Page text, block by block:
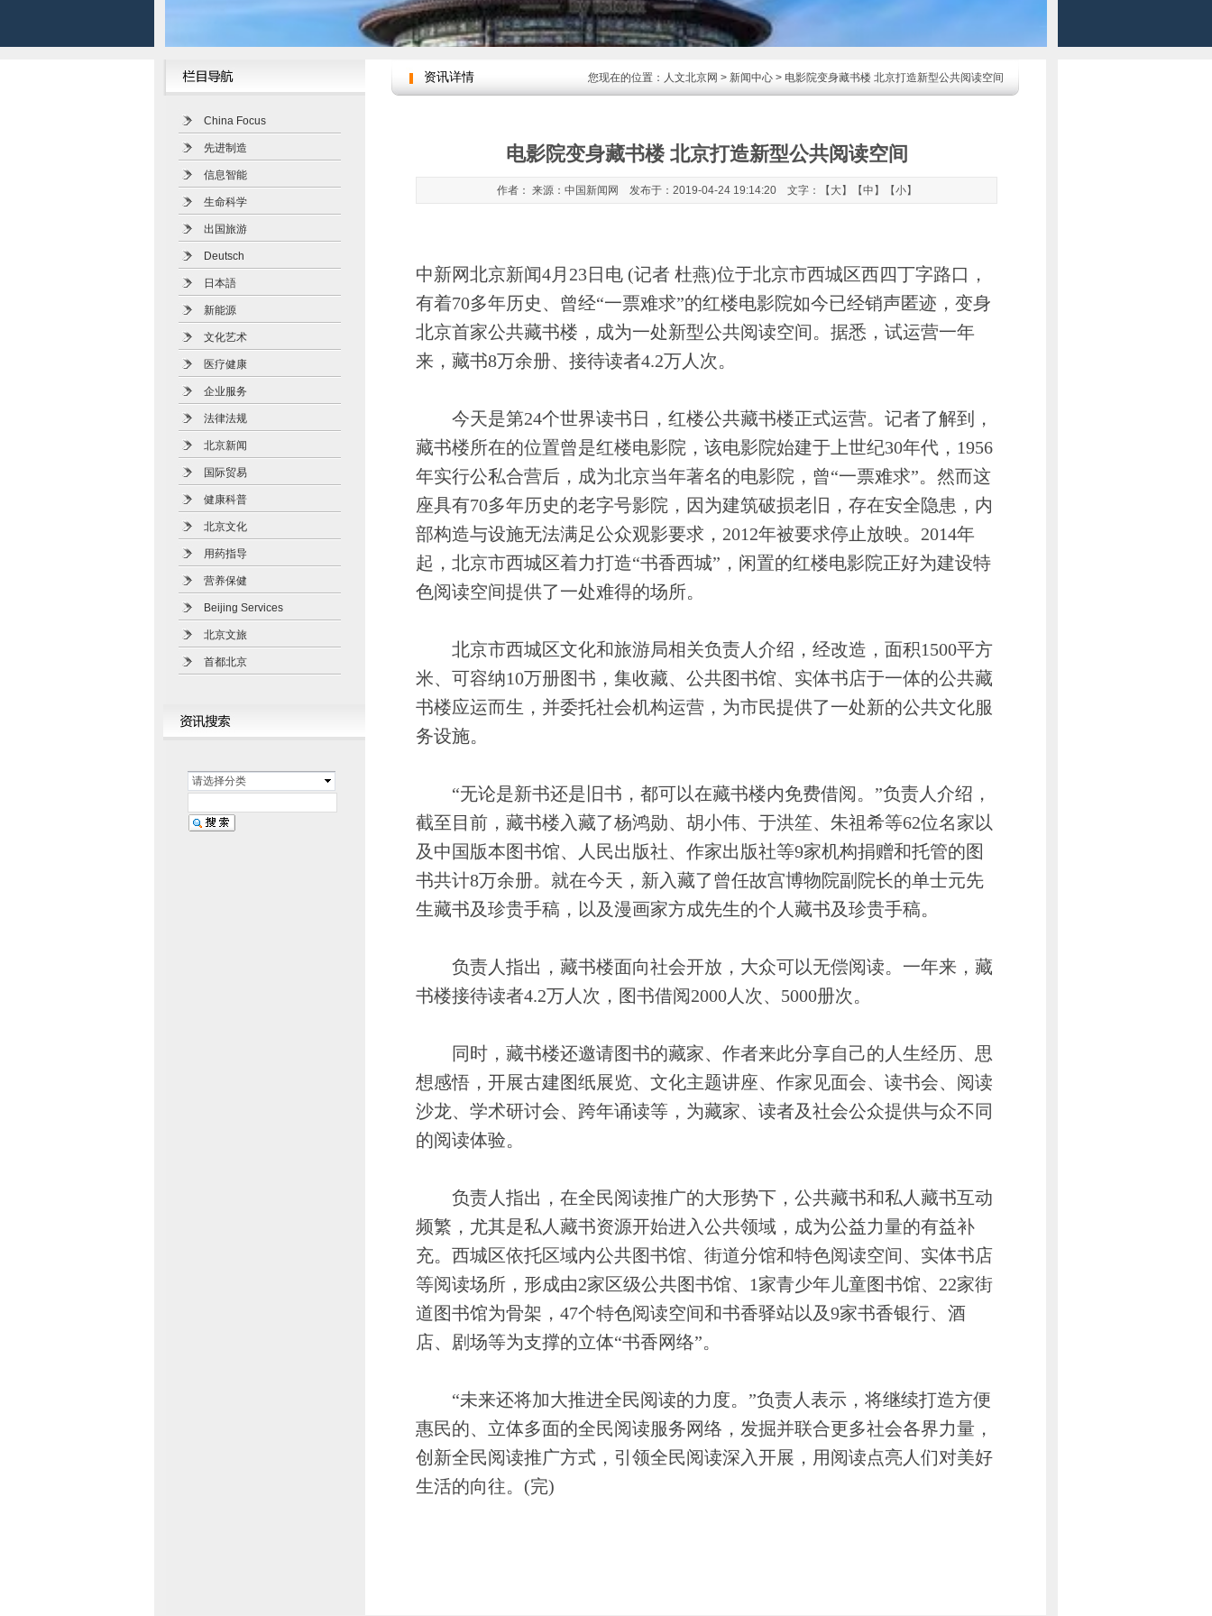
China Focus
先进制造
信息智能
生命科学
出国旅游
Deutsch
日本語
新能源
文化艺术
医疗健康
企业服务
法律法规
北京新闻
国际贸易
健康科普
北京文化
用药指导
营养保健
Beijing Services
北京文旅
首都北京
请选择分类
资讯详情 您现在的位置： 人文北京网 > 新闻中心 > 电影院变身藏书楼 北京打造新型公共阅读空间
电影院变身藏书楼 北京打造新型公共阅读空间
作者： 来源：中国新闻网 发布于：2019-04-24 19:14:20 文字：【 大】【中 】【小】
中新网北京新闻4月23日电 (记者 杜燕)位于北京市西城区西四丁字路口，
有着70多年历史、曾经“一票难求”的红楼电影院如今已经销声匿迹，变身
北京首家公共藏书楼，成为一处新型公共阅读空间。据悉，试运营一年
来，藏书8万余册、接待读者4.2万人次。
今天是第24个世界读书日，红楼公共藏书楼正式运营。记者了解到，
藏书楼所在的位置曾是红楼电影院，该电影院始建于上世纪30年代，1956
年实行公私合营后，成为北京当年著名的电影院，曾“一票难求”。然而这
座具有70多年历史的老字号影院，因为建筑破损老旧，存在安全隐患，内
部构造与设施无法满足公众观影要求，2012年被要求停止放映。2014年
起，北京市西城区着力打造“书香西城”，闲置的红楼电影院正好为建设特
色阅读空间提供了一处难得的场所。
北京市西城区文化和旅游局相关负责人介绍，经改造，面积1500平方
米、可容纳10万册图书，集收藏、公共图书馆、实体书店于一体的公共藏
书楼应运而生，并委托社会机构运营，为市民提供了一处新的公共文化服
务设施。
“无论是新书还是旧书，都可以在藏书楼内免费借阅。”负责人介绍，
截至目前，藏书楼入藏了杨鸿勋、胡小伟、于洪笙、朱祖希等62位名家以
及中国版本图书馆、人民出版社、作家出版社等9家机构捐赠和托管的图
书共计8万余册。就在今天，新入藏了曾任故宫博物院副院长的单士元先
生藏书及珍贵手稿，以及漫画家方成先生的个人藏书及珍贵手稿。
负责人指出，藏书楼面向社会开放，大众可以无偿阅读。一年来，藏
书楼接待读者4.2万人次，图书借阅2000人次、5000册次。
同时，藏书楼还邀请图书的藏家、作者来此分享自己的人生经历、思
想感悟，开展古建图纸展览、文化主题讲座、作家见面会、读书会、阅读
沙龙、学术研讨会、跨年诵读等，为藏家、读者及社会公众提供与众不同
的阅读体验。
负责人指出，在全民阅读推广的大形势下，公共藏书和私人藏书互动
频繁，尤其是私人藏书资源开始进入公共领域，成为公益力量的有益补
充。西城区依托区域内公共图书馆、街道分馆和特色阅读空间、实体书店
等阅读场所，形成由2家区级公共图书馆、1家青少年儿童图书馆、22家街
道图书馆为骨架，47个特色阅读空间和书香驿站以及9家书香银行、酒
店、剧场等为支撑的立体“书香网络”。
“未来还将加大推进全民阅读的力度。”负责人表示，将继续打造方便
惠民的、立体多面的全民阅读服务网络，发掘并联合更多社会各界力量，
创新全民阅读推广方式，引领全民阅读深入开展，用阅读点亮人们对美好
生活的向往。(完)